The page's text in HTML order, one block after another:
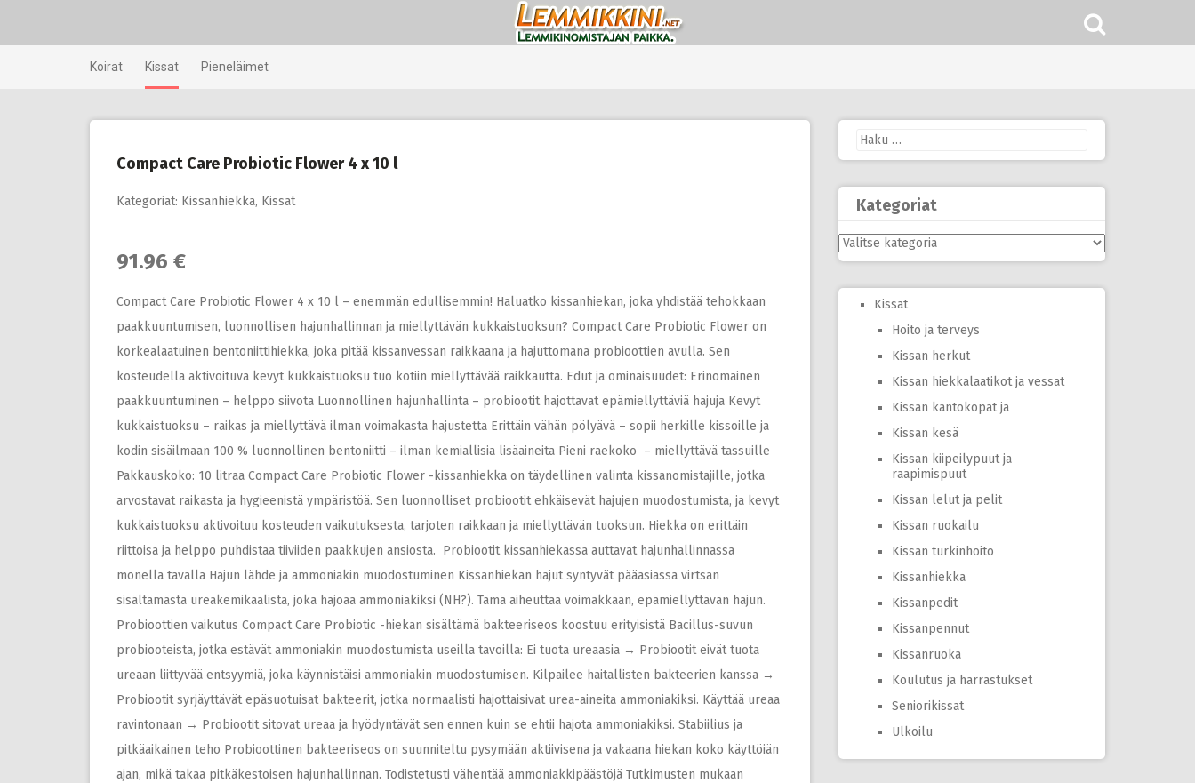
Koirat Kissat Pieneläimet
Compact Care Probiotic Flower 4 x 10 l
Kategoriat: Kissanhiekka, Kissat
91.96 €
Compact Care Probiotic Flower 4 x 10 l – enemmän edullisemmin! Haluatko kissanhiekan, joka yhdistää tehokkaan
paakkuuntumisen, luonnollisen hajunhallinnan ja miellyttävän kukkaistuoksun? Compact Care Probiotic Flower on
korkealaatuinen bentoniittihiekka, joka pitää kissanvessan raikkaana ja hajuttomana probioottien avulla. Sen
kosteudella aktivoituva kevyt kukkaistuoksu tuo kotiin miellyttävää raikkautta. Edut ja ominaisuudet: Erinomainen
paakkuuntuminen – helppo siivota Luonnollinen hajunhallinta – probiootit hajottavat epämiellyttäviä hajuja Kevyt
kukkaistuoksu – raikas ja miellyttävä ilman voimakasta hajustetta Erittäin vähän pölyävä – sopii herkille kissoille ja
kodin sisäilmaan 100 % luonnollinen bentoniitti – ilman kemiallisia lisäaineita Pieni raekoko – miellyttävä tassuille
Pakkauskoko: 10 litraa Compact Care Probiotic Flower -kissanhiekka on täydellinen valinta kissanomistajille, jotka
arvostavat raikasta ja hygieenistä ympäristöä. Sen luonnolliset probiootit ehkäisevät hajujen muodostumista, ja kevyt
kukkaistuoksu aktivoituu kosteuden vaikutuksesta, tarjoten raikkaan ja miellyttävän tuoksun. Hiekka on erittäin
riittoisa ja helppo puhdistaa tiiviiden paakkujen ansiosta. Probiootit kissanhiekassa auttavat hajunhallinnassa
monella tavalla Hajun lähde ja ammoniakin muodostuminen Kissanhiekan hajut syntyvät pääasiassa virtsan
sisältämästä ureakemikaalista, joka hajoaa ammoniakiksi (NH?). Tämä aiheuttaa voimakkaan, epämiellyttävän hajun.
Probioottien vaikutus Compact Care Probiotic -hiekan sisältämä bakteeriseos koostuu erityisistä Bacillus-suvun
probiooteista, jotka estävät ammoniakin muodostumista useilla tavoilla: Ei tuota ureaasia → Probiootit eivät tuota
ureaan liittyvää entsyymiä, joka käynnistäisi ammoniakin muodostumisen. Kilpailee haitallisten bakteerien kanssa →
Probiootit syrjäyttävät epäsuotuisat bakteerit, jotka normaalisti hajottaisivat urea-aineita ammoniakiksi. Käyttää ureaa
ravintonaan → Probiootit sitovat ureaa ja hyödyntävät sen ennen kuin se ehtii hajota ammoniakiksi. Stabiilius ja
pitkäaikainen teho Probioottinen bakteeriseos on suunniteltu pysymään aktiivisena ja vakaana hiekan koko käyttöiän
ajan, mikä takaa pitkäkestoisen hajunhallinnan. Todistetusti vähentää ammoniakkipäästöjä Tutkimusten mukaan
Haku:
Kategoriat
Kategoriat
Kissat
Hoito ja terveys
Kissan herkut
Kissan hiekkalaatikot ja vessat
Kissan kantokopat ja
Kissan kesä
Kissan kiipeilypuut ja
raapimispuut
Kissan lelut ja pelit
Kissan ruokailu
Kissan turkinhoito
Kissanhiekka
Kissanpedit
Kissanpennut
Kissanruoka
Koulutus ja harrastukset
Seniorikissat
Ulkoilu